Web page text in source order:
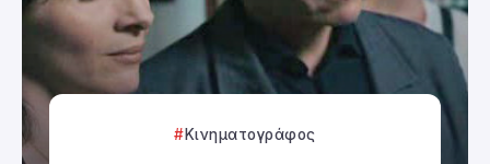
Κινηματογράφος